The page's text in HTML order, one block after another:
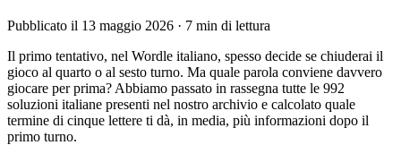
Pubblicato il 13 maggio 2026 · 7 min di lettura
Il primo tentativo, nel Wordle italiano, spesso decide se chiuderai il
gioco al quarto o al sesto turno. Ma quale parola conviene davvero
giocare per prima? Abbiamo passato in rassegna tutte le 992
soluzioni italiane presenti nel nostro archivio e calcolato quale
termine di cinque lettere ti dà, in media, più informazioni dopo il
primo turno.